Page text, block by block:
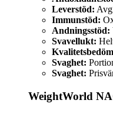
Leverstöd:
Immunstöd:
Andningsstöd:
Svavellukt:
Svaghet:
Svaghet:
WeightWorld